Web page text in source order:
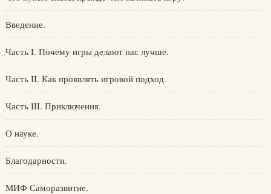
Введение.
Часть I. Почему игры делают нас лучше.
Часть II. Как проявлять игровой подход.
Часть III. Приключения.
О науке.
Благодарности.
МИФ Саморазвитие.